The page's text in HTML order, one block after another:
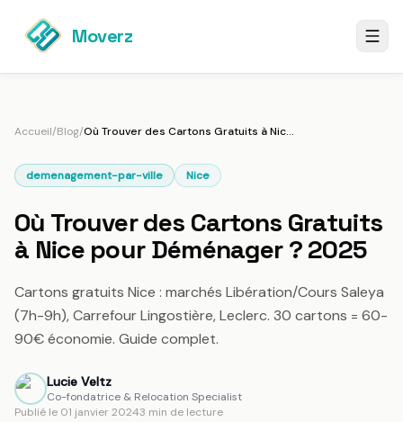
Moverz
Accueil/Blog/ Où Trouver des Cartons Gratuits à Nice pour Déménager ? 2025
demenagement-par-ville Nice
Où Trouver des Cartons Gratuits
à Nice pour Déménager ? 2025
Cartons gratuits Nice : marchés Libération/Cours Saleya
(7h-9h), Carrefour Lingostière, Leclerc. 30 cartons = 60-
90€ économie. Guide complet.
LV Lucie Veltz
Co-fondatrice & Relocation Specialist
Publié le 01 janvier 20243 min de lecture